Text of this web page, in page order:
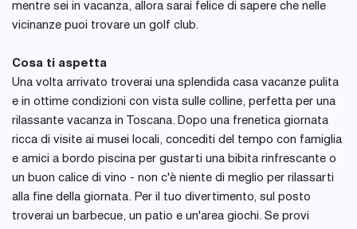
mentre sei in vacanza, allora sarai felice di sapere che nelle
vicinanze puoi trovare un golf club.
Cosa ti aspetta
Una volta arrivato troverai una splendida casa vacanze pulita
e in ottime condizioni con vista sulle colline, perfetta per una
rilassante vacanza in Toscana. Dopo una frenetica giornata
ricca di visite ai musei locali, concediti del tempo con famiglia
e amici a bordo piscina per gustarti una bibita rinfrescante o
un buon calice di vino - non c'è niente di meglio per rilassarti
alla fine della giornata. Per il tuo divertimento, sul posto
troverai un barbecue, un patio e un'area giochi. Se provi